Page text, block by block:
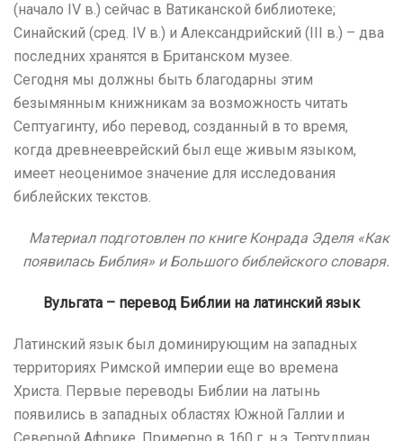
(начало ІV в.) сейчас в Ватиканской библиотеке;
Синайский (сред. ІV в.) и Александрийский (ІІІ в.) – два
последних хранятся в Британском музее.
Сегодня мы должны быть благодарны этим
безымянным книжникам за возможность читать
Септуагинту, ибо перевод, созданный в то время,
когда древнееврейский был еще живым языком,
имеет неоценимое значение для исследования
библейских текстов.
Материал подготовлен по книге Конрада Эделя «Как
появилась Библия» и Большого библейского словаря.
Вульгата – перевод Библии на латинский язык
Латинский язык был доминирующим на западных
территориях Римской империи еще во времена
Христа. Первые переводы Библии на латынь
появились в западных областях Южной Галлии и